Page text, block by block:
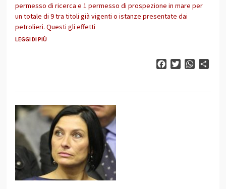
permesso di ricerca e 1 permesso di prospezione in mare per
un totale di 9 tra titoli già vigenti o istanze presentate dai
petrolieri. Questi gli effetti
LEGGI DI PIÙ
FacebookTwitter